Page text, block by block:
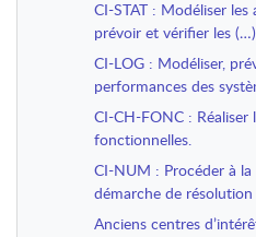
CI-STAT : Modéliser
prévoir et vérifier les (…)
CI-LOG : Modéliser,
performances des
CI-CH-FONC : Réaliser
fonctionnelles.
CI-NUM : Procéder à la
démarche de
Anciens centres